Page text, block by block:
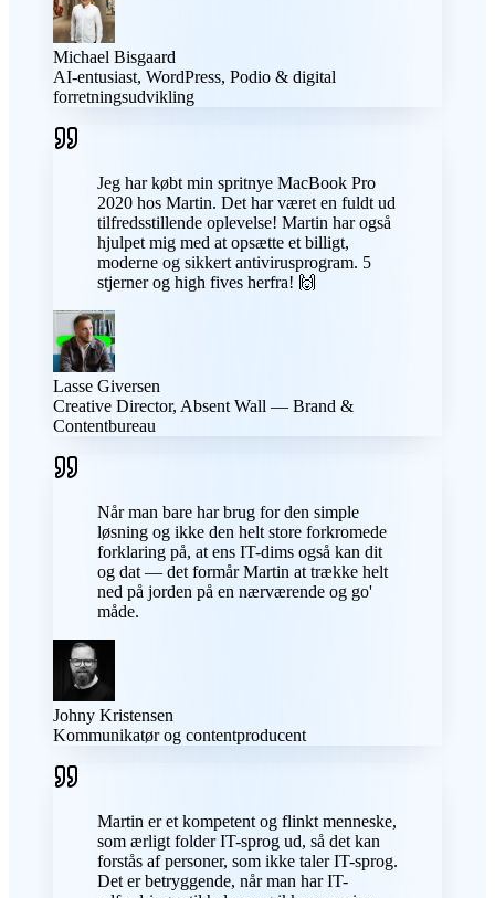
Michael Bisgaard
AI-entusiast, WordPress, Podio & digital
forretningsudvikling
Jeg har købt min spritnye MacBook Pro
2020 hos Martin. Det har været en fuldt ud
tilfredsstillende oplevelse! Martin har også
hjulpet mig med at opsætte et billigt,
moderne og sikkert antivirusprogram. 5
stjerner og high fives herfra! 🙌
Lasse Giversen
Creative Director, Absent Wall — Brand &
Contentbureau
Når man bare har brug for den simple
løsning og ikke den helt store forkromede
forklaring på, at ens IT-dims også kan dit
og dat — det formår Martin at trække helt
ned på jorden på en nærværende og go'
måde.
Johny Kristensen
Kommunikatør og contentproducent
Martin er et kompetent og flinkt menneske,
som ærligt folder IT-sprog ud, så det kan
forstås af personer, som ikke taler IT-sprog.
Det er betryggende, når man har IT-